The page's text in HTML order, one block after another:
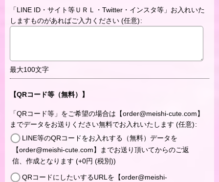
「LINE ID・サイト等ＵＲＬ・Twitter・インスタ等」お入れいた
しますものがあればご入力ください (任意):
最大100文字
【QRコード等（無料）】
「QRコード等」をご希望の場合は【order@meishi-cute.com】
までデータをお送りください無料でお入れいたします (任意):
LINE等のQRコードをお入れする（無料）データを
【order@meishi-cute.com】までお送り頂いてからのご返
信、作成となります (+0円 (税別))
QRコードにしたいするURLを【order@meishi-